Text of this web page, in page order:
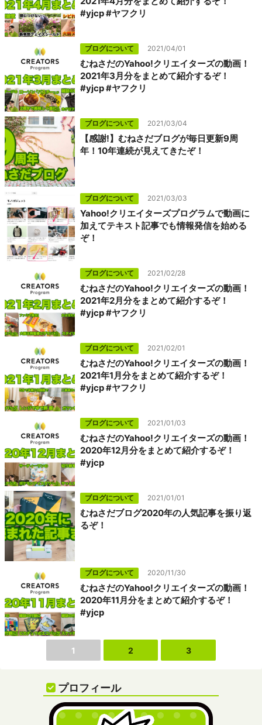
#yjcp #ヤフクリ
ブログについて 2021/04/01
むねさだのYahoo!クリエイターズの動画！
2021年3月分をまとめて紹介するぞ！
#yjcp #ヤフクリ
ブログについて 2021/03/04
【感謝!】むねさだブログが毎日更新9周
年！10年連続が見えてきたぞ！
ブログについて 2021/03/03
Yahoo!クリエイターズプログラムで動画に
加えてテキスト記事でも情報発信を始める
ぞ！
ブログについて 2021/02/28
むねさだのYahoo!クリエイターズの動画！
2021年2月分をまとめて紹介するぞ！
#yjcp #ヤフクリ
ブログについて 2021/02/01
むねさだのYahoo!クリエイターズの動画！
2021年1月分をまとめて紹介するぞ！
#yjcp #ヤフクリ
ブログについて 2021/01/03
むねさだのYahoo!クリエイターズの動画！
2020年12月分をまとめて紹介するぞ！
#yjcp
ブログについて 2021/01/01
むねさだブログ2020年の人気記事を振り返
るぞ！
ブログについて 2020/11/30
むねさだのYahoo!クリエイターズの動画！
2020年11月分をまとめて紹介するぞ！
#yjcp
1 2 3
プロフィール